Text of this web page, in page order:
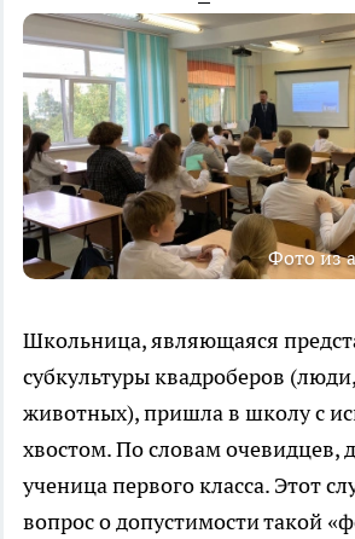
Фото из
Школьница, являющаяся
субкультуры квадроберов
животных), пришла в школу с
хвостом. По словам очевидцев,
ученица первого класса. Этот
вопрос о допустимости такой